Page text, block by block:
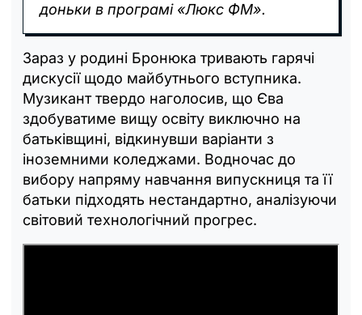
доньки в програмі «Люкс ФМ».
Зараз у родині Бронюка тривають гарячі
дискусії щодо майбутнього вступника.
Музикант твердо наголосив, що Єва
здобуватиме вищу освіту виключно на
батьківщині, відкинувши варіанти з
іноземними коледжами. Водночас до
вибору напряму навчання випускниця та її
батьки підходять нестандартно, аналізуючи
світовий технологічний прогрес.